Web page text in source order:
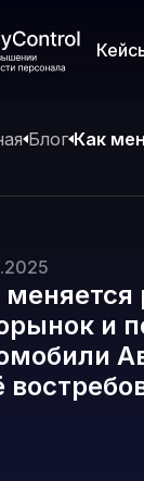
меняется
и
Блог Как